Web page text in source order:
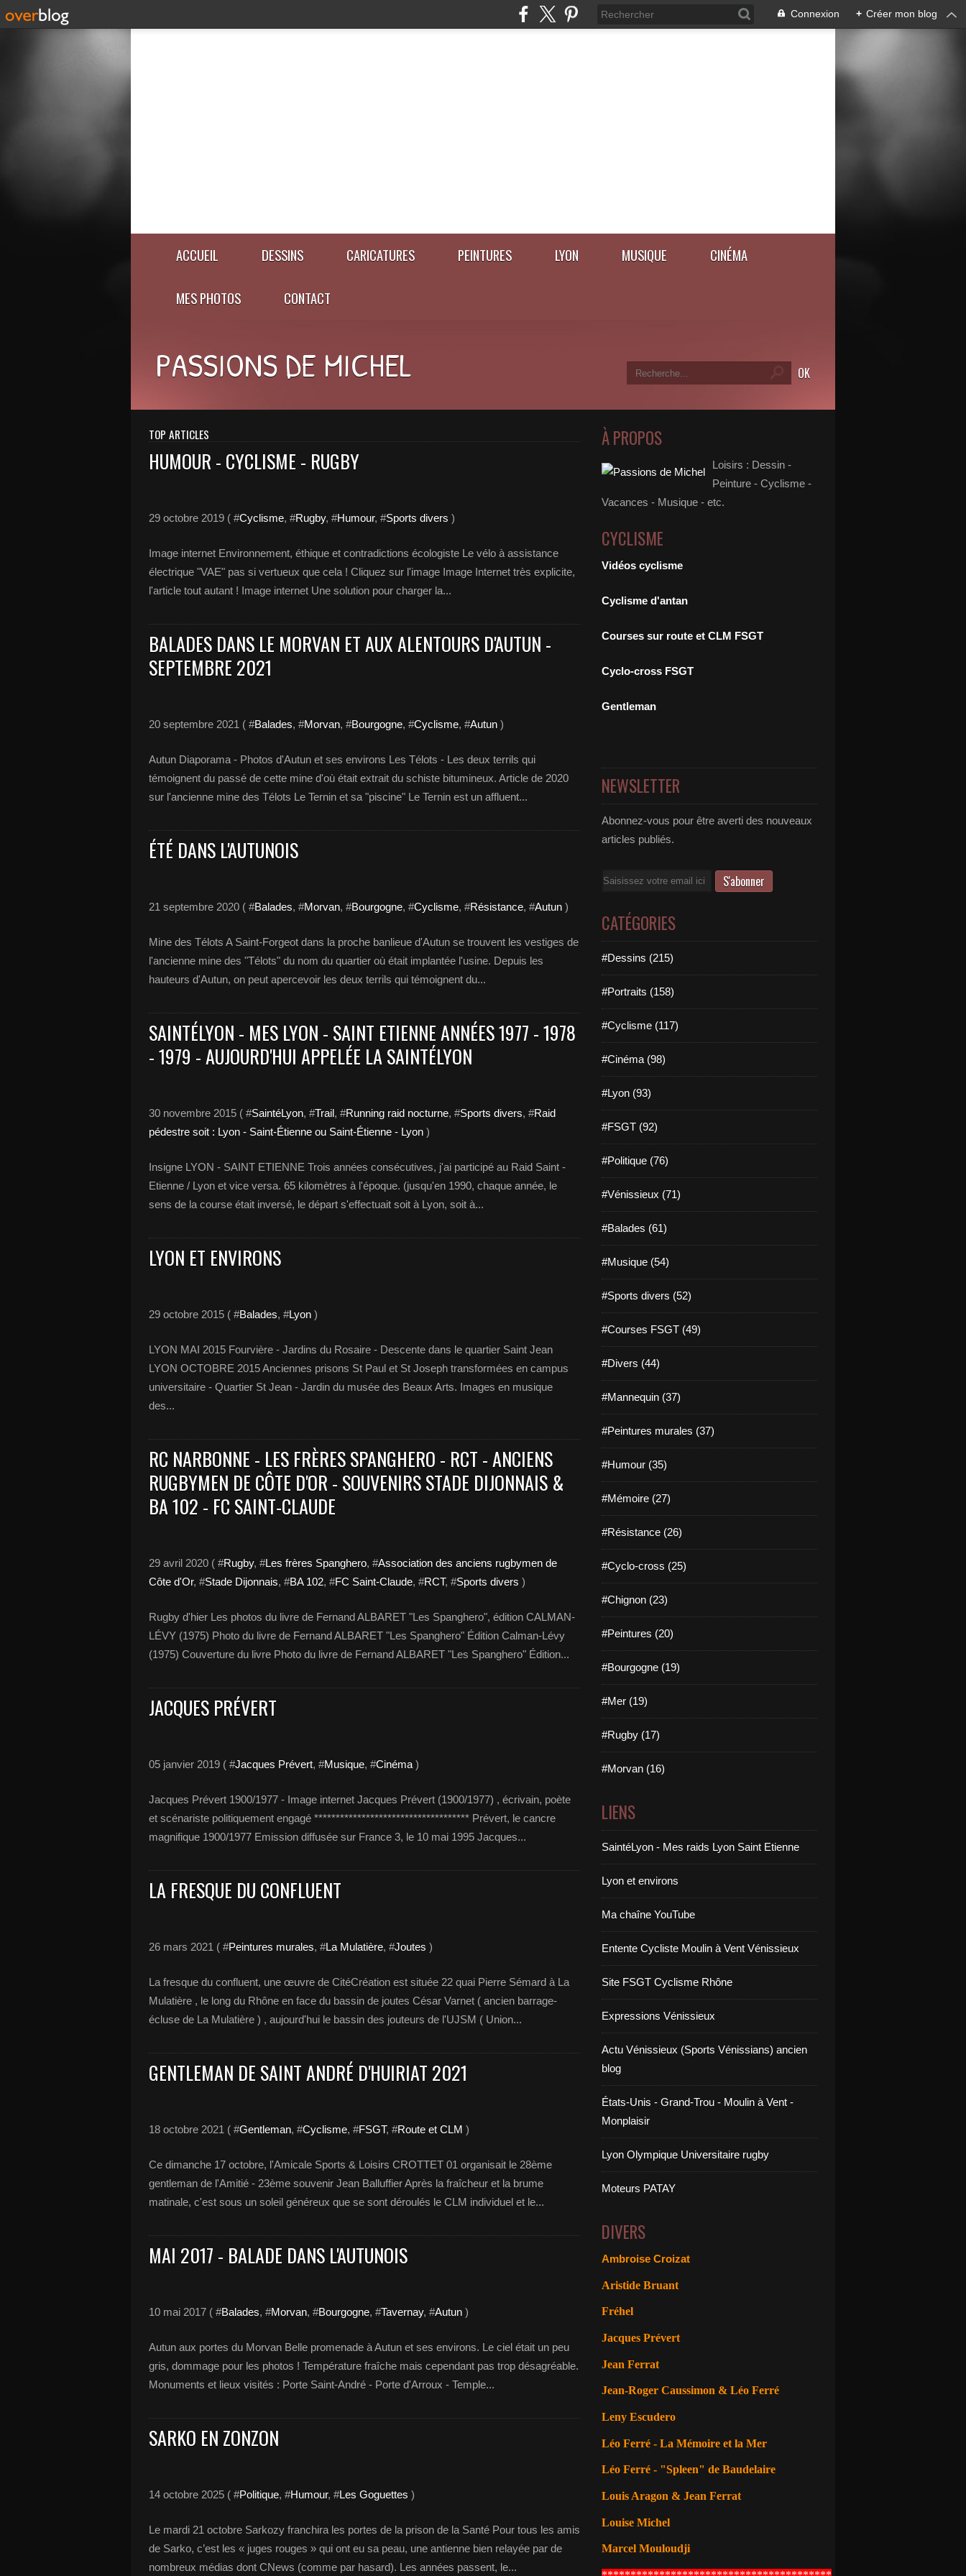
Connexion + Créer mon blog
ACCUEIL DESSINS CARICATURES PEINTURES LYON MUSIQUE CINÉMA
MES PHOTOS CONTACT
PASSIONS DE MICHEL
TOP ARTICLES
HUMOUR - CYCLISME - RUGBY
29 octobre 2019 ( #Cyclisme, #Rugby, #Humour, #Sports divers )
Image internet Environnement, éthique et contradictions écologiste Le vélo à assistance
électrique "VAE" pas si vertueux que cela ! Cliquez sur l'image Image Internet très explicite,
l'article tout autant ! Image internet Une solution pour charger la...
BALADES DANS LE MORVAN ET AUX ALENTOURS D'AUTUN -
SEPTEMBRE 2021
20 septembre 2021 ( #Balades, #Morvan, #Bourgogne, #Cyclisme, #Autun )
Autun Diaporama - Photos d'Autun et ses environs Les Télots - Les deux terrils qui
témoignent du passé de cette mine d'où était extrait du schiste bitumineux. Article de 2020
sur l'ancienne mine des Télots Le Ternin et sa "piscine" Le Ternin est un affluent...
ÉTÉ DANS L'AUTUNOIS
21 septembre 2020 ( #Balades, #Morvan, #Bourgogne, #Cyclisme, #Résistance, #Autun )
Mine des Télots A Saint-Forgeot dans la proche banlieue d'Autun se trouvent les vestiges de
l'ancienne mine des "Télots" du nom du quartier où était implantée l'usine. Depuis les
hauteurs d'Autun, on peut apercevoir les deux terrils qui témoignent du...
SAINTÉLYON - MES LYON - SAINT ETIENNE ANNÉES 1977 - 1978
- 1979 - AUJOURD'HUI APPELÉE LA SAINTÉLYON
30 novembre 2015 ( #SaintéLyon, #Trail, #Running raid nocturne, #Sports divers, #Raid
pédestre soit : Lyon - Saint-Étienne ou Saint-Étienne - Lyon )
Insigne LYON - SAINT ETIENNE Trois années consécutives, j'ai participé au Raid Saint -
Etienne / Lyon et vice versa. 65 kilomètres à l'époque. (jusqu'en 1990, chaque année, le
sens de la course était inversé, le départ s'effectuait soit à Lyon, soit à...
LYON ET ENVIRONS
29 octobre 2015 ( #Balades, #Lyon )
LYON MAI 2015 Fourvière - Jardins du Rosaire - Descente dans le quartier Saint Jean
LYON OCTOBRE 2015 Anciennes prisons St Paul et St Joseph transformées en campus
universitaire - Quartier St Jean - Jardin du musée des Beaux Arts. Images en musique
des...
RC NARBONNE - LES FRÈRES SPANGHERO - RCT - ANCIENS
RUGBYMEN DE CÔTE D'OR - SOUVENIRS STADE DIJONNAIS &
BA 102 - FC SAINT-CLAUDE
29 avril 2020 ( #Rugby, #Les frères Spanghero, #Association des anciens rugbymen de
Côte d'Or, #Stade Dijonnais, #BA 102, #FC Saint-Claude, #RCT, #Sports divers )
Rugby d'hier Les photos du livre de Fernand ALBARET "Les Spanghero", édition CALMAN-
LÉVY (1975) Photo du livre de Fernand ALBARET "Les Spanghero" Édition Calman-Lévy
(1975) Couverture du livre Photo du livre de Fernand ALBARET "Les Spanghero" Édition...
JACQUES PRÉVERT
05 janvier 2019 ( #Jacques Prévert, #Musique, #Cinéma )
Jacques Prévert 1900/1977 - Image internet Jacques Prévert (1900/1977) , écrivain, poète
et scénariste politiquement engagé ************************************ Prévert, le cancre
magnifique 1900/1977 Emission diffusée sur France 3, le 10 mai 1995 Jacques...
LA FRESQUE DU CONFLUENT
26 mars 2021 ( #Peintures murales, #La Mulatière, #Joutes )
La fresque du confluent, une œuvre de CitéCréation est située 22 quai Pierre Sémard à La
Mulatière , le long du Rhône en face du bassin de joutes César Varnet ( ancien barrage-
écluse de La Mulatière ) , aujourd'hui le bassin des jouteurs de l'UJSM ( Union...
GENTLEMAN DE SAINT ANDRÉ D'HUIRIAT 2021
18 octobre 2021 ( #Gentleman, #Cyclisme, #FSGT, #Route et CLM )
Ce dimanche 17 octobre, l'Amicale Sports & Loisirs CROTTET 01 organisait le 28ème
gentleman de l'Amitié - 23ème souvenir Jean Balluffier Après la fraîcheur et la brume
matinale, c'est sous un soleil généreux que se sont déroulés le CLM individuel et le...
MAI 2017 - BALADE DANS L'AUTUNOIS
10 mai 2017 ( #Balades, #Morvan, #Bourgogne, #Tavernay, #Autun )
Autun aux portes du Morvan Belle promenade à Autun et ses environs. Le ciel était un peu
gris, dommage pour les photos ! Température fraîche mais cependant pas trop désagréable.
Monuments et lieux visités : Porte Saint-André - Porte d'Arroux - Temple...
SARKO EN ZONZON
14 octobre 2025 ( #Politique, #Humour, #Les Goguettes )
Le mardi 21 octobre Sarkozy franchira les portes de la prison de la Santé Pour tous les amis
de Sarko, c’est les « juges rouges » qui ont eu sa peau, une antienne bien relayée par de
nombreux médias dont CNews (comme par hasard). Les années passent, le...
À PROPOS
Loisirs : Dessin -
Peinture - Cyclisme -
Vacances - Musique - etc.
CYCLISME
Vidéos cyclisme
Cyclisme d'antan
Courses sur route et CLM FSGT
Cyclo-cross FSGT
Gentleman
NEWSLETTER
Abonnez-vous pour être averti des nouveaux
articles publiés.
Email
CATÉGORIES
#Dessins (215)
#Portraits (158)
#Cyclisme (117)
#Cinéma (98)
#Lyon (93)
#FSGT (92)
#Politique (76)
#Vénissieux (71)
#Balades (61)
#Musique (54)
#Sports divers (52)
#Courses FSGT (49)
#Divers (44)
#Mannequin (37)
#Peintures murales (37)
#Humour (35)
#Mémoire (27)
#Résistance (26)
#Cyclo-cross (25)
#Chignon (23)
#Peintures (20)
#Bourgogne (19)
#Mer (19)
#Rugby (17)
#Morvan (16)
LIENS
SaintéLyon - Mes raids Lyon Saint Etienne
Lyon et environs
Ma chaîne YouTube
Entente Cycliste Moulin à Vent Vénissieux
Site FSGT Cyclisme Rhône
Expressions Vénissieux
Actu Vénissieux (Sports Vénissians) ancien
blog
États-Unis - Grand-Trou - Moulin à Vent -
Monplaisir
Lyon Olympique Universitaire rugby
Moteurs PATAY
DIVERS
Ambroise Croizat
Aristide Bruant
Fréhel
Jacques Prévert
Jean Ferrat
Jean-Roger Caussimon & Léo Ferré
Leny Escudero
Léo Ferré - La Mémoire et la Mer
Léo Ferré - "Spleen" de Baudelaire
Louis Aragon & Jean Ferrat
Louise Michel
Marcel Mouloudji